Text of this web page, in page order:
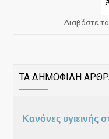
Διαβάστε
ΤΑ ΔΗΜΟΦΙΛΗ
Κανόνες υγιεινής